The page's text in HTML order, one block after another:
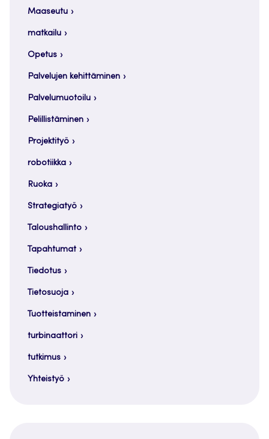
Maaseutu
matkailu
Opetus
Palvelujen kehittäminen
Palvelumuotoilu
Pelillistäminen
Projektityö
robotiikka
Ruoka
Strategiatyö
Taloushallinto
Tapahtumat
Tiedotus
Tietosuoja
Tuotteistaminen
turbinaattori
tutkimus
Yhteistyö